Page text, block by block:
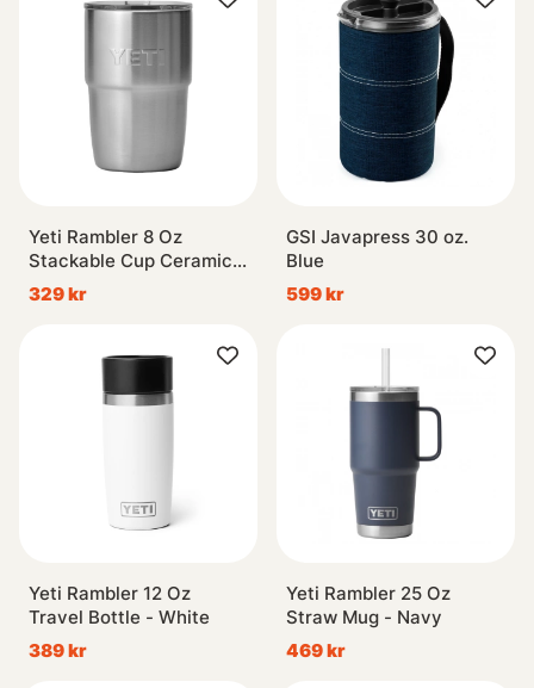
Yeti Rambler 8 Oz
Stackable Cup Ceramic -
Stainless Steel
329 kr
GSI Javapress 30 oz.
Blue
599 kr
Yeti Rambler 12 Oz
Travel Bottle - White
389 kr
Yeti Rambler 25 Oz
Straw Mug - Navy
469 kr